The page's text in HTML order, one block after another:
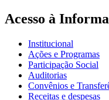
Acesso à
Institucional
Ações e Programas
Participação Social
Auditorias
Convênios e
Receitas e despesas